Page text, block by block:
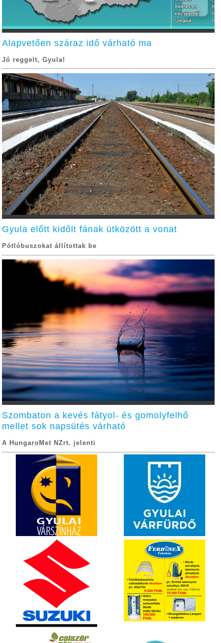
Alapvetően száraz idő várható ma
Jó reggelt, Gyula!
Gyula előtt kidőlt fának ütközött a vonat
Pótlóbuszokat állítottak be
Szombaton a kevés fátyol- és gomolyfelhő
mellet sok napsütés várható
A HungaroMet NZrt. jelenti